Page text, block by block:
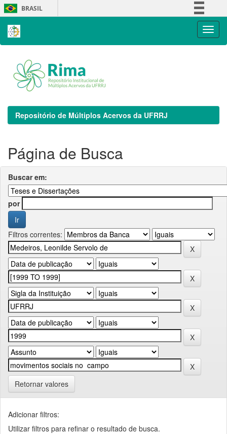
Skip
navigation
BRASIL
Repositório de Múltiplos Acervos da UFRRJ
Página de Busca
Buscar em:
por
Filtros correntes:
Retornar valores
Adicionar filtros:
Utilizar filtros para refinar o resultado de busca.